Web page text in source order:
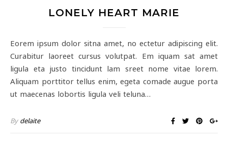
LONELY HEART MARIE
Eorem ipsum dolor sitna amet, no ectetur adipiscing elit.
Curabitur laoreet cursus volutpat. Em iquam sat amet
ligula eta justo tincidunt lam sreet nome vitae lorem.
Aliquam porttitor tellus enim, egeta comade augue porta
ut maecenas lobortis ligula veli teluna…
By delaite